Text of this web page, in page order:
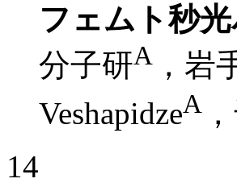
フェムト秒
分子研A ，岩
VeshapidzeA
14